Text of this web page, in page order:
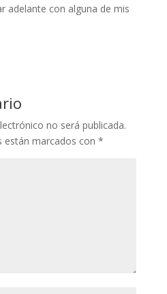
adelante con alguna de mis
no será publicada.
están marcados con *